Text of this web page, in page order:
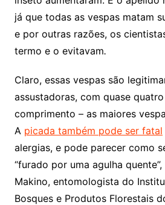
já que todas as vespas matam
e por outras razões, os
termo e o evitavam.
Claro, essas vespas são
assustadoras, com quase
comprimento – as maiores
A picada também pode ser fatal
alergias, e pode parecer como
“furado por uma agulha
Makino, entomologista do
Bosques e Produtos Florestais